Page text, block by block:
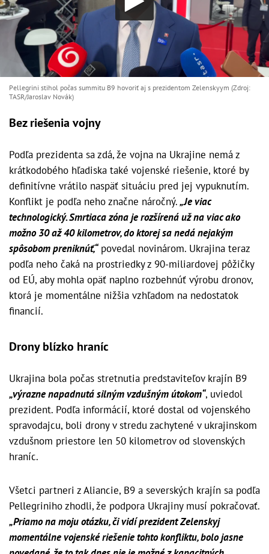
Pellegrini stihol počas summitu B9 hovoriť aj s prezidentom Zelenskyym (Zdroj:
TASR/Jaroslav Novák)
Bez riešenia vojny
Podľa prezidenta sa zdá, že vojna na Ukrajine nemá z
krátkodobého hľadiska také vojenské riešenie, ktoré by
definitívne vrátilo naspäť situáciu pred jej vypuknutím.
Konflikt je podľa neho značne náročný.„Je viac
technologický. Smrtiaca zóna je rozšírená už na viac ako
možno 30 až 40 kilometrov, do ktorej sa nedá nejakým
spôsobom preniknúť,“povedal novinárom. Ukrajina teraz
podľa neho čaká na prostriedky z 90-miliardovej pôžičky
od EÚ, aby mohla opäť naplno rozbehnúť výrobu dronov,
ktorá je momentálne nižšia vzhľadom na nedostatok
financií.
Drony blízko hraníc
Ukrajina bola počas stretnutia predstaviteľov krajín B9
„výrazne napadnutá silným vzdušným útokom“, uviedol
prezident. Podľa informácií, ktoré dostal od vojenského
spravodajcu, boli drony v stredu zachytené v ukrajinskom
vzdušnom priestore len 50 kilometrov od slovenských
hraníc.
Všetci partneri z Aliancie, B9 a severských krajín sa podľa
Pellegriniho zhodli, že podpora Ukrajiny musí pokračovať.
„Priamo na moju otázku, či vidí prezident Zelenskyj
momentálne vojenské riešenie tohto konfliktu, bolo jasne